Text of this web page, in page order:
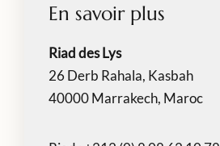
En savoir plus
Riad des Lys
26 Derb Rahala, Kasbah
40000 Marrakech, Maroc